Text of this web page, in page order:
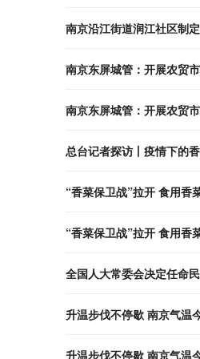
南京沿江街道润江社区制
南京东屏城管：开展农贸
南京东屏城管：开展农贸
总台记者探访丨疫情下的
“香菜保卫战”拉开 食用香
“香菜保卫战”拉开 食用香
全国人大常委会决定任命
升温步伐不停歇 南京气
升温步伐不停歇 南京气